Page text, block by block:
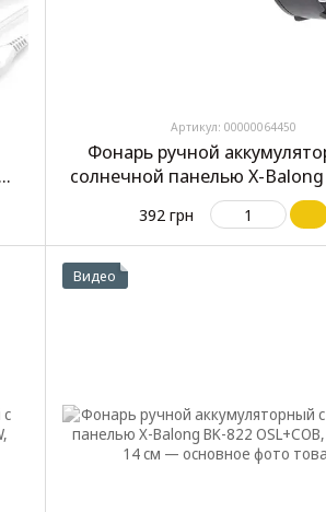
Артикул: 00000064450
Фонарь ручной
солнечной панелью X-
LED+COB, microUSB, 22
392 грн
Видео